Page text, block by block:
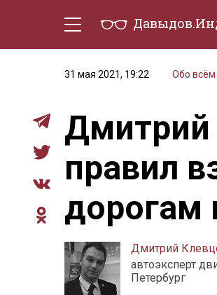
31 мая 2021, 19:22
Обо всём
Дмитрий
правил
дорогам
Дмитрий
автоэксперт
Петербург